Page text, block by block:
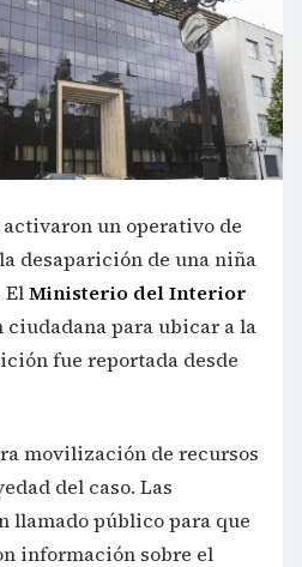
un operativo de
desaparición de una niña
ElMinisterio del Interior
para ubicar a la
fue reportada desde
movilización de recursos
del caso. Las
llamado público para que
información sobre el